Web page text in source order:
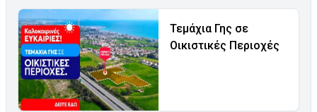
Τεμάχια Γης σε
Οικιστικές Περιοχές